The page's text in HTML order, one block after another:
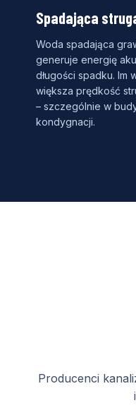
Spadająca
Woda spadająca
generuje energię
długości spadku. Im
większa prędkość
– szczególnie w
kondygnacji.
Producenci